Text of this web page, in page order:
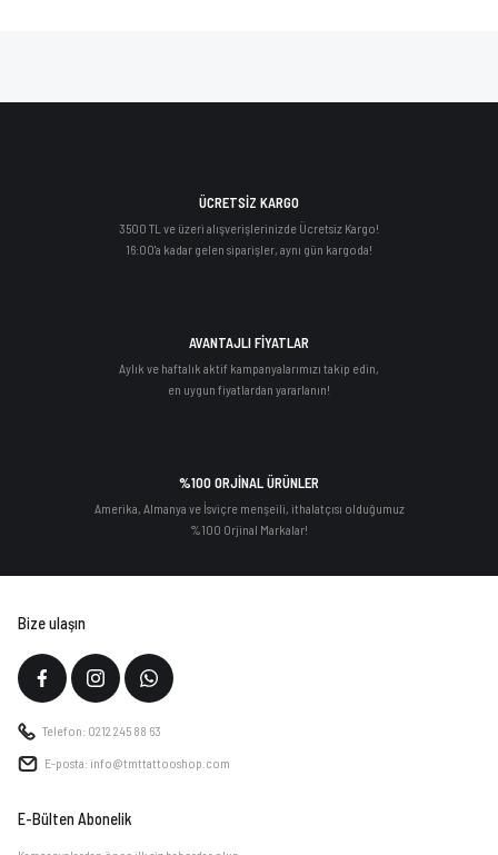
ÜCRETSİZ KARGO
3500 TL ve üzeri alışverişlerinizde Ücretsiz Kargo!
16:00'a kadar gelen siparişler, aynı gün kargoda!
AVANTAJLI FİYATLAR
Aylık ve haftalık aktif kampanyalarımızı takip edin,
en uygun fiyatlardan yararlanın!
%100 ORJİNAL ÜRÜNLER
Amerika, Almanya ve İsviçre menşeili, ithalatçısı olduğumuz
%100 Orjinal Markalar!
Bize ulaşın
Telefon: 0212 245 88 63
E-posta: info@tmttattooshop.com
E-Bülten Abonelik